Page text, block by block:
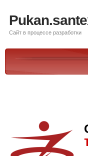
Сайт в процессе разработки